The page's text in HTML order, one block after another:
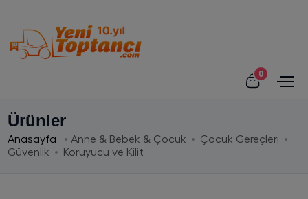
0
Ürünler
Anasayfa Anne & Bebek & Çocuk
Çocuk Gereçleri
Güvenlik
Koruyucu ve Kilit